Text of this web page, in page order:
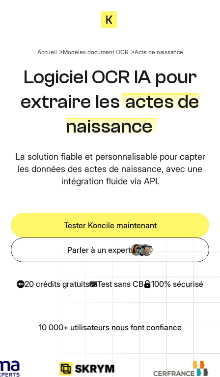
Accueil Modèles document OCR Acte de naissance
Logiciel OCR IA pour
extraire lesactes de
naissance
La solution fiable et personnalisable pour capter
les données des actes de naissance, avec une
intégration fluide via API.
Tester Koncile maintenant
Parler à un expert
20 crédits gratuits Test sans CB 100% sécurisé
10 000+ utilisateurs nous font confiance